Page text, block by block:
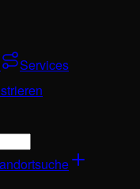
Services